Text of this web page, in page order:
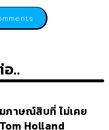
..
ภาษณ์สิบที่ ไม่เคย
Holland